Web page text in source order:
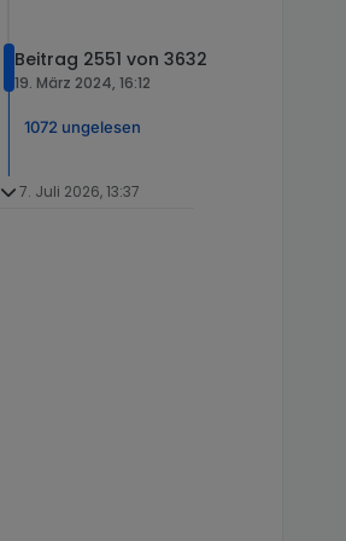
Beitrag 2551 von 3632
19. März 2024, 16:12
1072 ungelesen
7. Juli 2026, 13:37